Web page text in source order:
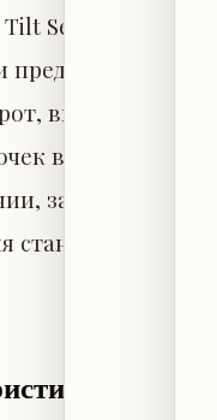
Sensor и
внешних
входа,
зачастую
стандартных
и